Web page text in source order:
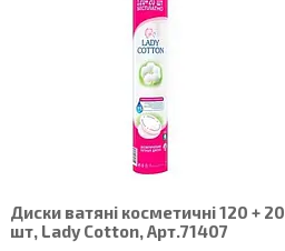
Диски ватяні косметичні 120 + 20
шт, Lady Cotton, Арт.71407